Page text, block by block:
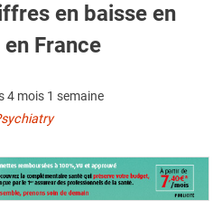
en baisse en
France
4 mois 1 semaine